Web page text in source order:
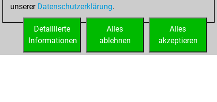
You created
your Fritz account
unserer Datenschutzerklärung.
Alles
akzeptieren
Alles
ablehnen
Detaillierte
Informationen